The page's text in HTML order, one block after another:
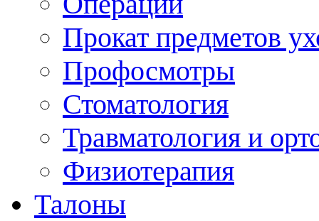
Прокат предметов
Профосмотры
Стоматология
Травматология и
Физиотерапия
Талоны